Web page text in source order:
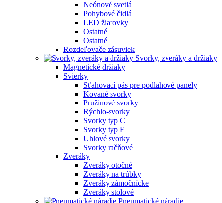
Neónové svetlá
Pohybové čidlá
LED žiarovky
Ostatné
Ostatné
Rozdeľovače zásuviek
Svorky, zveráky a držiaky
Magnetické držiaky
Svierky
Sťahovací pás pre podlahové panely
Kované svorky
Pružinové svorky
Rýchlo-svorky
Svorky typ C
Svorky typ F
Uhlové svorky
Svorky račňové
Zveráky
Zveráky otočné
Zveráky na trúbky
Zveráky zámočnícke
Zveráky stolové
Pneumatické náradie